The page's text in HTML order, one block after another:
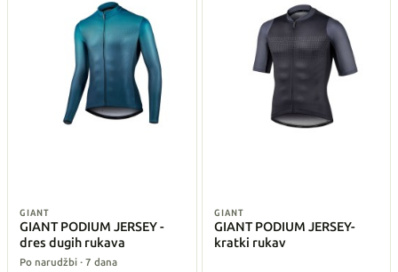
GIANT
GIANT PODIUM JERSEY -
dres dugih rukava
Po narudžbi · 7 dana
GIANT
GIANT PODIUM JERSEY-
kratki rukav